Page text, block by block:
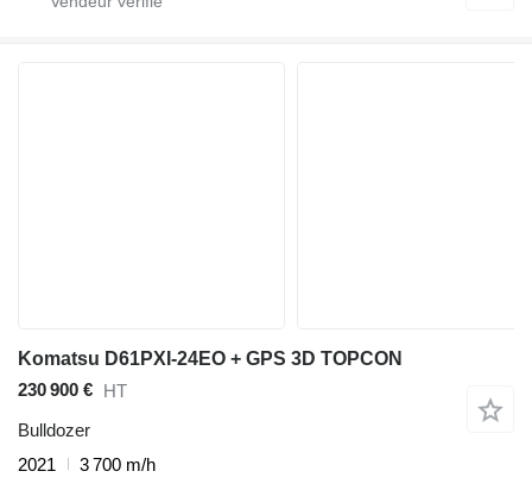
Komatsu D61PXI-24EO + GPS 3D TOPCON
230 900 € HT
Bulldozer
2021
3 700 m/h